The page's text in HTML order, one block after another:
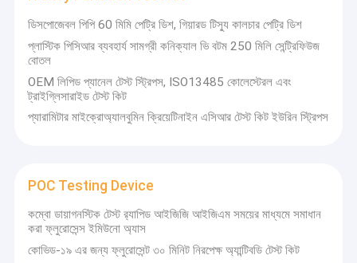
Gout Test Kit
Creatinine Test Kit
Infectious Disease Test Kit
Kidney Function Test Kit
ডিসপোজেবল পিপি 60 মিমি পেট্রি ডিশ, গিয়ারড টিস্যু কালচার পেট্রি ডিশ
প্লাস্টিক পিসিআর ব্যবহার্য সামগ্রী কনিক্যাল ভি বটম 250 মিলি সেন্ট্রিফিউজ
বোতল
OEM লিপিড প্যানেল টেস্ট স্ট্রিপস, ISO13485 কোলেস্টেরল এবং
ট্রাইগ্লিসারাইড টেস্ট কিট
প্যারামিটার মাইক্রোঅ্যালবুমিন ক্রিয়েটিনাইন এসিআর টেস্ট কিট ইউরিন স্ট্রিপস
POC Testing Device
কম্বো ডায়াগনস্টিক টেস্ট র‍্যাপিড আইজিজি আইজিএম সময়ের মাধ্যমে সমাধান
করা ফ্লুরোসেন্স ইমিউনো অ্যাস
কোভিড-১৯ এর জন্য ফ্লুরোসেন্ট ৩০ মিনিট নিরপেক্ষ অ্যান্টিবডি টেস্ট কিট